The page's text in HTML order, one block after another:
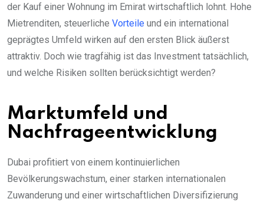
der Kauf einer Wohnung im Emirat wirtschaftlich lohnt. Hohe
Mietrenditen, steuerliche Vorteile und ein international
geprägtes Umfeld wirken auf den ersten Blick äußerst
attraktiv. Doch wie tragfähig ist das Investment tatsächlich,
und welche Risiken sollten berücksichtigt werden?
Marktumfeld und
Nachfrageentwicklung
Dubai profitiert von einem kontinuierlichen
Bevölkerungswachstum, einer starken internationalen
Zuwanderung und einer wirtschaftlichen Diversifizierung